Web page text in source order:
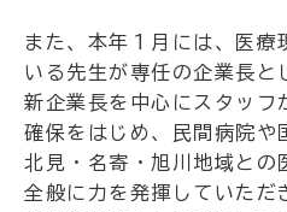
また、本年１月には、医療
いる先生が専任の企業長と
新企業長を中心にスタッフ
確保をはじめ、民間病院や
北見・名寄・旭川地域との
全般に力を発揮していただ